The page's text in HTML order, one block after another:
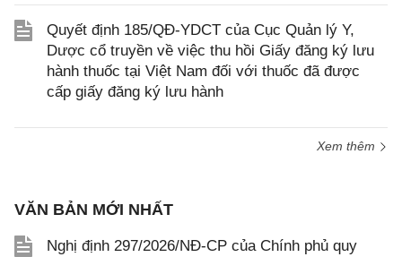
Quyết định 185/QĐ-YDCT của Cục Quản lý Y,
Dược cổ truyền về việc thu hồi Giấy đăng ký lưu
hành thuốc tại Việt Nam đối với thuốc đã được
cấp giấy đăng ký lưu hành
Xem thêm
VĂN BẢN MỚI NHẤT
Nghị định 297/2026/NĐ-CP của Chính phủ quy